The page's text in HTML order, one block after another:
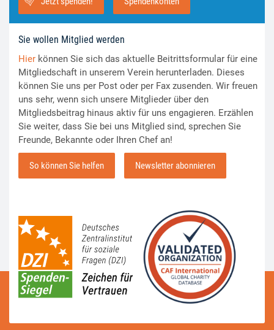
Sie wollen Mitglied werden
Hier können Sie sich das aktuelle Beitrittsformular für eine
Mitgliedschaft in unserem Verein herunterladen. Dieses
können Sie uns per Post oder per Fax zusenden. Wir freuen
uns sehr, wenn sich unsere Mitglieder über den
Mitgliedsbeitrag hinaus aktiv für uns engagieren. Erzählen
Sie weiter, dass Sie bei uns Mitglied sind, sprechen Sie
Freunde, Bekannte oder Ihren Chef an!
So können Sie helfen Newsletter abonnieren